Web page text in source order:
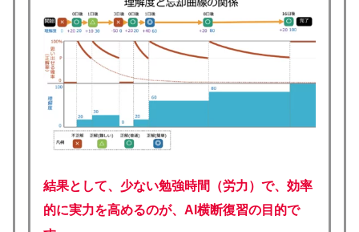
結果として、少ない勉強時間（労力）で、効率
的に実力を高めるのが、AI横断復習の目的で